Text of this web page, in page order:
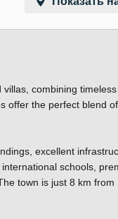
combining timeless
offer the perfect blend of
excellent
schools,
town is just 8 km from